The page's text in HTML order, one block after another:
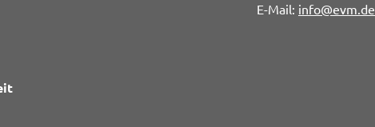
info@evm.de